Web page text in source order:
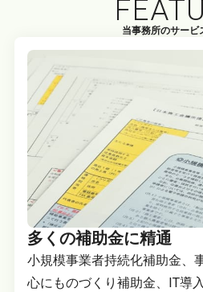
当事務所のサービ
多くの補助金に精通
小規模事業者持続化補助金、
心にものづくり補助金、IT導